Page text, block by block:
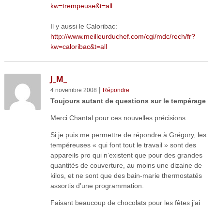
kw=trempeuse&t=all
Il y aussi le Caloribac:
http://www.meilleurduchef.com/cgi/mdc/rech/fr?
kw=caloribac&t=all
J_M_
4 novembre 2008 | Répondre
Toujours autant de questions sur le tempérage
Merci Chantal pour ces nouvelles précisions.
Si je puis me permettre de répondre à Grégory, les
tempéreuses « qui font tout le travail » sont des
appareils pro qui n’existent que pour des grandes
quantités de couverture, au moins une dizaine de
kilos, et ne sont que des bain-marie thermostatés
assortis d’une programmation.
Faisant beaucoup de chocolats pour les fêtes j’ai